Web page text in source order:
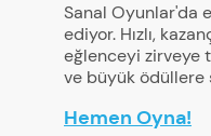
Sanal Oyunlar'da
ediyor. Hızlı,
eğlenceyi zirveye
ve büyük ödüllere
Hemen Oyna!